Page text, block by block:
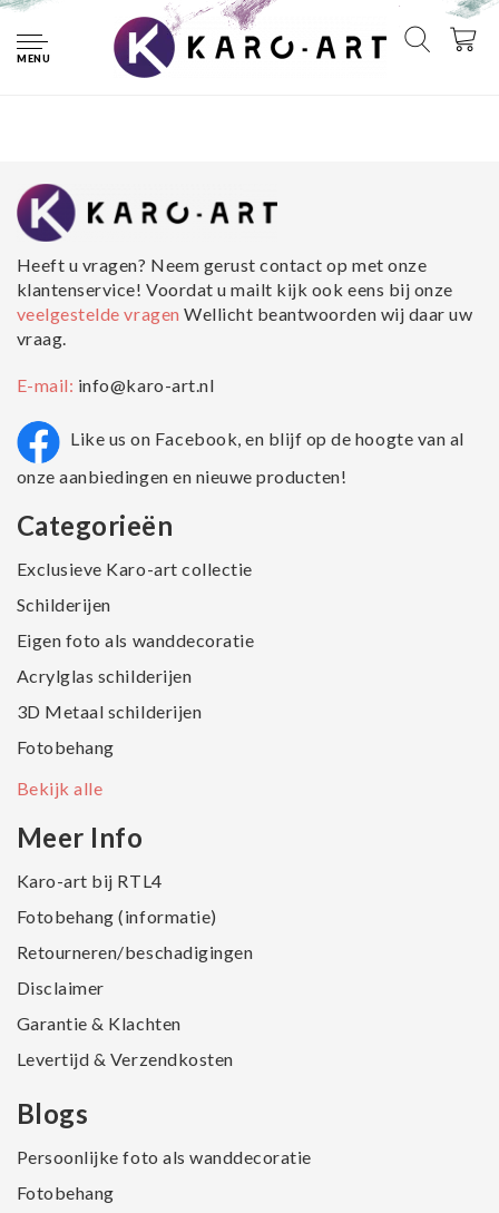
MENU
Merken Premium Print
Geen producten gevonden!...
Heeft u vragen? Neem gerust contact op met onze
klantenservice! Voordat u mailt kijk ook eens bij onze
veelgestelde vragenWellicht beantwoorden wij daar uw
vraag.
E-mail: info@karo-art.nl
Like us on Facebook, en blijf op de hoogte van al
onze aanbiedingen en nieuwe producten!
Categorieën
Exclusieve Karo-art collectie
Schilderijen
Eigen foto als wanddecoratie
Acrylglas schilderijen
3D Metaal schilderijen
Fotobehang
Bekijk alle
Meer Info
Karo-art bij RTL4
Fotobehang (informatie)
Retourneren/beschadigingen
Disclaimer
Garantie & Klachten
Levertijd & Verzendkosten
Blogs
Persoonlijke foto als wanddecoratie
Fotobehang